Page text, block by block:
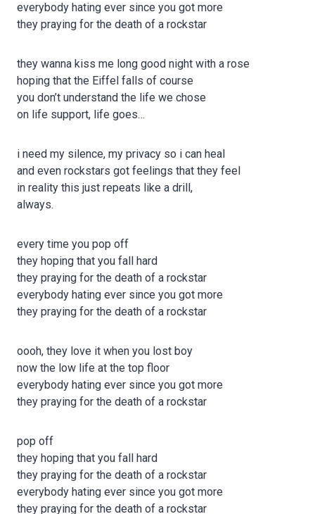
everybody hating ever since you got more
they praying for the death of a rockstar
they wanna kiss me long good night with a rose
hoping that the Eiffel falls of course
you don’t understand the life we chose
on life support, life goes…
i need my silence, my privacy so i can heal
and even rockstars got feelings that they feel
in reality this just repeats like a drill,
always.
every time you pop off
they hoping that you fall hard
they praying for the death of a rockstar
everybody hating ever since you got more
they praying for the death of a rockstar
oooh, they love it when you lost boy
now the low life at the top floor
everybody hating ever since you got more
they praying for the death of a rockstar
pop off
they hoping that you fall hard
they praying for the death of a rockstar
everybody hating ever since you got more
they praying for the death of a rockstar